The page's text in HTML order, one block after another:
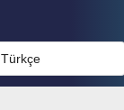
Türkçe